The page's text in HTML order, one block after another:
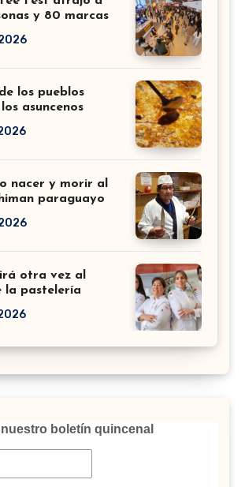
y 80 marcas
los pueblos
asuncenos
nacer y morir al
paraguayo
otra vez al
la pastelería
boletín quincenal